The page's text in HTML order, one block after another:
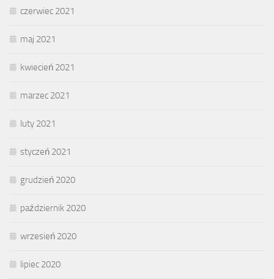
czerwiec 2021
maj 2021
kwiecień 2021
marzec 2021
luty 2021
styczeń 2021
grudzień 2020
październik 2020
wrzesień 2020
lipiec 2020